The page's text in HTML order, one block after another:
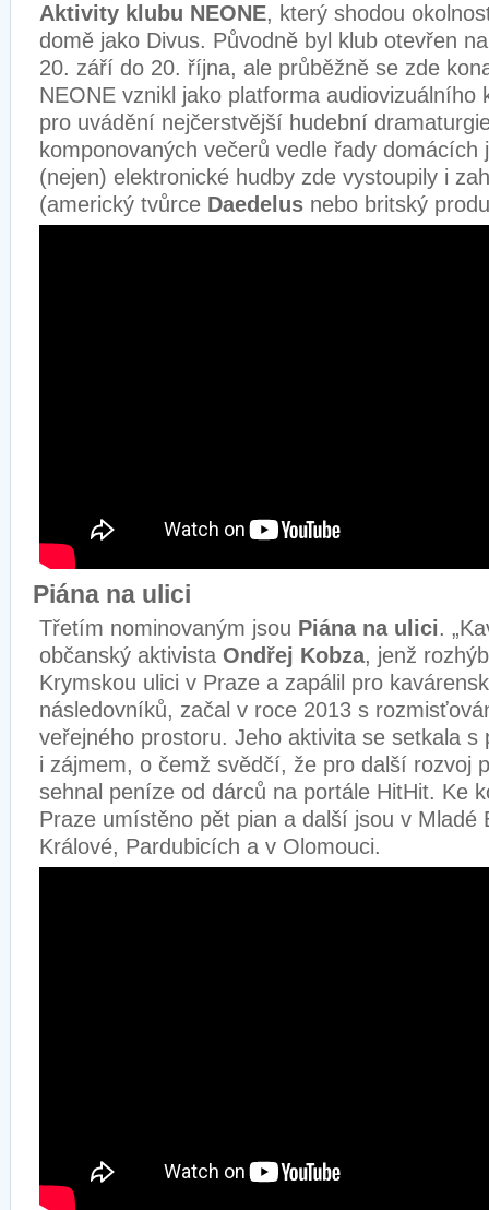
Aktivity klubu NEONE, který shodou
domě jako Divus. Původně byl klub otevřen
20. září do 20. října, ale průběžně se zde
NEONE vznikl jako platforma audiovizuálního
pro uvádění nejčerstvější hudební
komponovaných večerů vedle řady domácích
(nejen) elektronické hudby zde vystoupily i
(americký tvůrce Daedelus nebo britský
Piána na ulici
Třetím nominovaným jsou Piána na ulici.
občanský aktivista Ondřej Kobza, jenž
Krymskou ulici v Praze a zapálil pro
následovníků, začal v roce 2013 s
veřejného prostoru. Jeho aktivita se setkala s
i zájmem, o čemž svědčí, že pro další rozvoj
sehnal peníze od dárců na portále HitHit. Ke
Praze umístěno pět pian a další jsou v Mladé
Králové, Pardubicích a v Olomouci.